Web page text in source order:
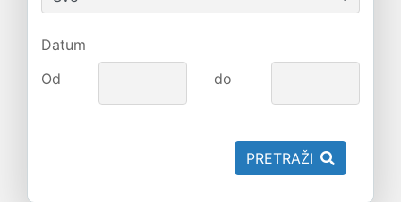
Datum
Od
do
PRETRAŽI